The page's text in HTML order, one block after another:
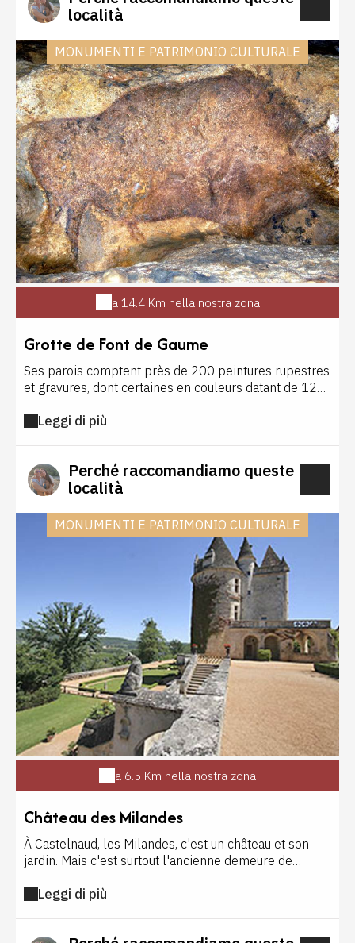
località
MONUMENTI E PATRIMONIO CULTURALE
a 14.4 Km nella nostra zona
Grotte de Font de Gaume
Ses parois comptent près de 200 peintures rupestres
et gravures, dont certaines en couleurs datant de 12
d'animaux, bisons, chevaux et mammouths jouxtent
l'une des dernières grottes décorées de France
ouverte au public. Seuls 80 visiteurs sont admis tous
Leggi di più
Perché raccomandiamo queste
località
MONUMENTI E PATRIMONIO CULTURALE
a 6.5 Km nella nostra zona
Château des Milandes
À Castelnaud, les Milandes, c'est un château et son
jardin. Mais c'est surtout l'ancienne demeure de
village du monde, capitale de la fraternité universelle
Leggi di più